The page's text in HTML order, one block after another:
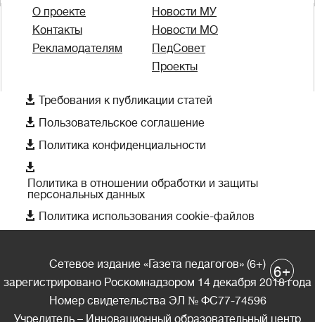
О проекте
Контакты
Рекламодателям
Новости МУ
Новости МО
ПедСовет
Проекты
 Требования к публикации статей
 Пользовательское соглашение
 Политика конфиденциальности

Политика в отношении обработки и защиты
персональных данных
 Политика использования cookie-файлов
Сетевое издание «Газета педагогов» (6+)
зарегистрировано Роскомнадзором 14 декабря 2018 года
Номер свидетельства ЭЛ № ФС77-74596
Учредитель – Инновационный образовательный центр
6+